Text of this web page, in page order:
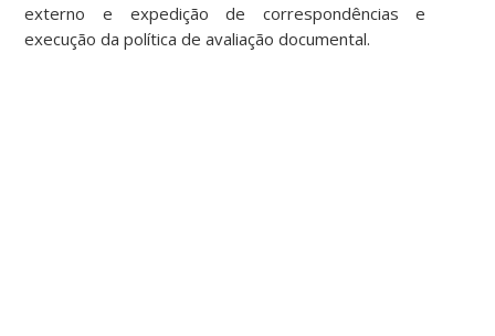
externo e expedição de correspondências e
execução da política de avaliação documental.